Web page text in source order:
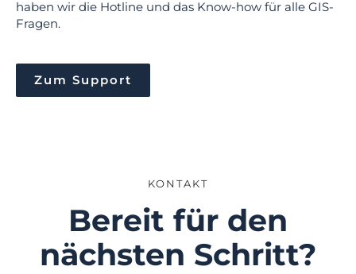
haben wir die Hotline und das Know-how für alle GIS-
Fragen.
Zum Support
KONTAKT
Bereit für den
nächsten Schritt?